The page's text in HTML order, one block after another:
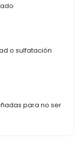
o sulfatación
para no ser